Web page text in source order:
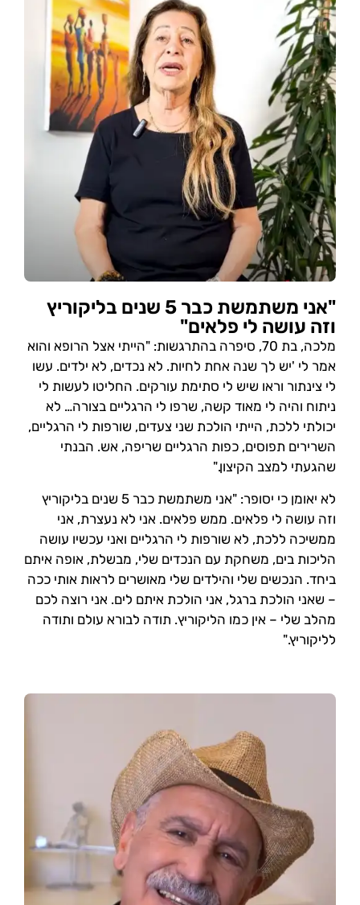
"אני משתמשת כבר 5 שנים בליקוריץ
וזה עושה לי פלאים"
מלכה, בת 70, סיפרה בהתרגשות: "הייתי אצל הרופא והוא
אמר לי 'יש לך שנה אחת לחיות. לא נכדים, לא ילדים. עשו
לי צינתור וראו שיש לי סתימת עורקים. החליטו לעשות לי
ניתוח והיה לי מאוד קשה, שרפו לי הרגליים בצורה… לא
יכולתי ללכת, הייתי הולכת שני צעדים, שורפות לי הרגליים,
השרירים תפוסים, כפות הרגליים שריפה, אש. הבנתי
שהגעתי למצב הקיצון."
לא יאומן כי יסופר: "אני משתמשת כבר 5 שנים בליקוריץ
וזה עושה לי פלאים. ממש פלאים. אני לא נעצרת, אני
ממשיכה ללכת, לא שורפות לי הרגליים ואני עכשיו עושה
הליכות בים, משחקת עם הנכדים שלי, מבשלת, אופה איתם
ביחד. הנכשים שלי והילדים שלי מאושרים לראות אותי ככה
– שאני הולכת ברגל, אני הולכת איתם לים. אני רוצה לכם
מהלב שלי – אין כמו הליקוריץ. תודה לבורא עולם ותודה
לליקוריץ."